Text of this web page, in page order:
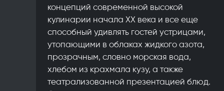
концепций современной высокой
кулинарии начала XX века и все еще
способный удивлять гостей устрицами,
утопающими в облаках жидкого азота,
прозрачным, словно морская вода,
хлебом из крахмала кузу, а также
театрализованной презентацией блюд.